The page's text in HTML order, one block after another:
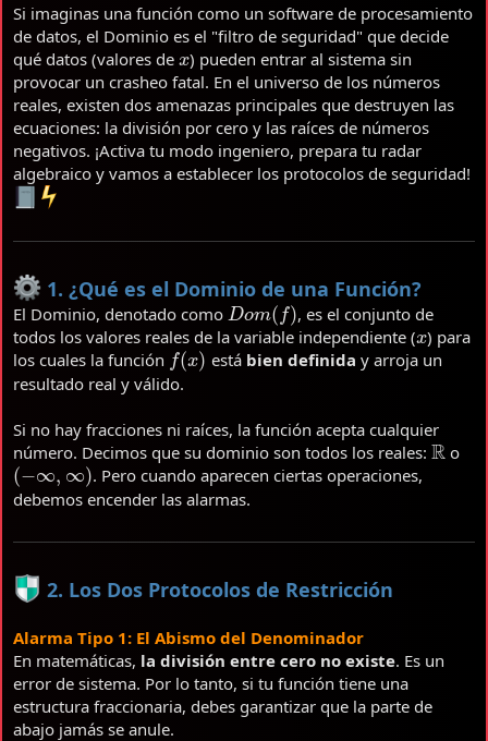
Si imaginas una función como un software de procesamiento
de datos, el Dominio es el "filtro de seguridad" que decide
qué datos (valores de x) pueden entrar al sistema sin
provocar un crasheo fatal. En el universo de los números
reales, existen dos amenazas principales que destruyen las
ecuaciones: la división por cero y las raíces de números
negativos. ¡Activa tu modo ingeniero, prepara tu radar
algebraico y vamos a establecer los protocolos de seguridad!
1. ¿Qué es el Dominio de una Función?
El Dominio, denotado como Dom(f) , es el conjunto de
todos los valores reales de la variable independiente (x) para
los cuales la función f(x) está bien definida y arroja un
resultado real y válido.
Si no hay fracciones ni raíces, la función acepta cualquier
número. Decimos que su dominio son todos los reales: R o
(−∞,∞)
. Pero cuando aparecen ciertas operaciones,
debemos encender las alarmas.
2. Los Dos Protocolos de Restricción
Alarma Tipo 1: El Abismo del Denominador
En matemáticas, la división entre cero no existe. Es un
error de sistema. Por lo tanto, si tu función tiene una
estructura fraccionaria, debes garantizar que la parte de
abajo jamás se anule.